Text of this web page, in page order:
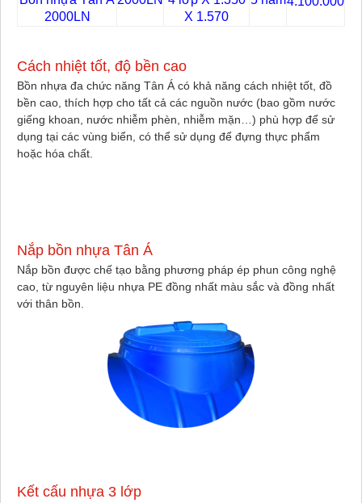
2000LN
X 1.570
Cách nhiệt tốt, độ bền cao
Bồn nhựa đa chức năng Tân Á có khả năng cách nhiệt tốt, đồ
bền cao, thích hợp cho tất cả các nguồn nước (bao gồm nước
giếng khoan, nước nhiễm phèn, nhiễm mặn…) phù hợp để sử
dụng tại các vùng biển, có thể sử dụng để đựng thực phẩm
hoặc hóa chất.
Nắp bồn nhựa Tân Á
Nắp bồn được chế tạo bằng phương pháp ép phun công nghệ
cao, từ nguyên liệu nhựa PE đồng nhất màu sắc và đồng nhất
với thân bồn.
Kết cấu nhựa 3 lớp